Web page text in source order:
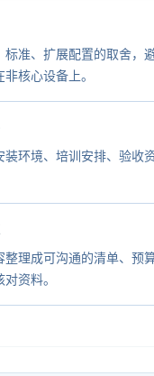
标准、扩展配置的取舍，
核心设备上。
装环境、培训安排、验收
整理成可沟通的清单、预
资料。